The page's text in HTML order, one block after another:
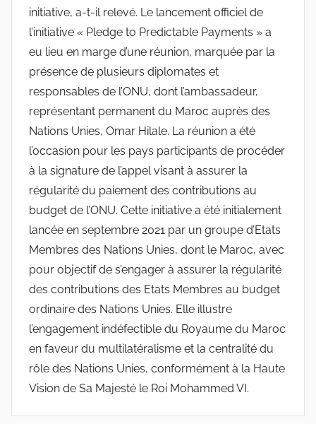
initiative, a-t-il relevé. Le lancement officiel de
l’initiative « Pledge to Predictable Payments » a
eu lieu en marge d’une réunion, marquée par la
présence de plusieurs diplomates et
responsables de l’ONU, dont l’ambassadeur,
représentant permanent du Maroc auprès des
Nations Unies, Omar Hilale. La réunion a été
l’occasion pour les pays participants de procéder
à la signature de l’appel visant à assurer la
régularité du paiement des contributions au
budget de l’ONU. Cette initiative a été initialement
lancée en septembre 2021 par un groupe d’Etats
Membres des Nations Unies, dont le Maroc, avec
pour objectif de s’engager à assurer la régularité
des contributions des Etats Membres au budget
ordinaire des Nations Unies. Elle illustre
l’engagement indéfectible du Royaume du Maroc
en faveur du multilatéralisme et la centralité du
rôle des Nations Unies, conformément à la Haute
Vision de Sa Majesté le Roi Mohammed VI.